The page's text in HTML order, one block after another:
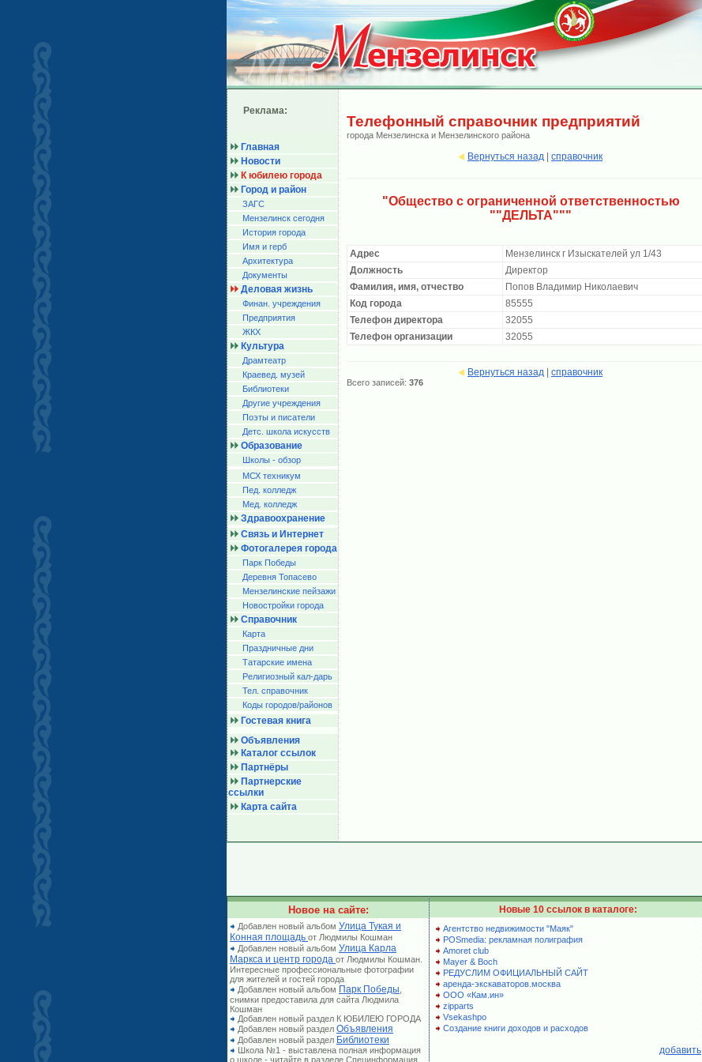
Реклама:
Главная
Новости
К юбилею города
Город и район
ЗАГС
Мензелинск сегодня
История города
Имя и герб
Архитектура
Документы
Деловая жизнь
Финан. учреждения
Предприятия
ЖКХ
Культура
Драмтеатр
Краевед. музей
Библиотеки
Другие учреждения
Поэты и писатели
Детс. школа искусств
Образование
Школы - обзор
МСХ техникум
Пед. колледж
Мед. колледж
Здравоохранение
Связь и Интернет
Фотогалерея города
Парк Победы
Деревня Топасево
Мензелинские пейзажи
Новостройки города
Справочник
Карта
Праздничные дни
Татарские имена
Религиозный кал-дарь
Тел. справочник
Коды городов/райoнов
Гостевая книга
Объявления
Каталог ссылок
Партнёры
Партнерские
ссылки
Карта сайта
Телефонный справочник предприятий
города Мензелинска и Мензелинского района
Вернуться назад справочник
"Общество с ограниченной ответственностью
""ДЕЛЬТА"""
Адрес
Мензелинск г Изыскателей ул 1/43
Должность
Директор
Фамилия, имя, отчество
Попов Владимир Николаевич
Код города
85555
Телефон директора
32055
Телефон организации
32055
Вернуться назад справочник
Всего записей: 376
Новое на сайте:
Добавлен новый альбом Улица Тукая и
Конная площадь от Людмилы Кошман
Добавлен новый альбом Улица Карла
Маркса и центр города от Людмилы Кошман.
Интересные профессиональные фотографии
для жителей и гостей города
Добавлен новый альбом Парк Победы
снимки предоставила для сайта Людмила
Кошман
Добавлен новый раздел К ЮБИЛЕЮ ГОРОДА
Добавлен новый раздел Объявления
Добавлен новый раздел Библиотеки
Школа №1 - выставлена полная информация
о школе - читайте в разделе Специнформация
Новые 10 ссылок в каталоге:
Агентство недвижимости "Маяк"
POSmedia: рекламная полиграфия
Amoret club
Mayer & Boch
РЕДУСЛИМ ОФИЦИАЛЬНЫЙ САЙТ
аренда-экскаваторов.москва
ООО «Кам.ин»
zipparts
Vsekashpo
Создание книги доходов и расходов
добавить